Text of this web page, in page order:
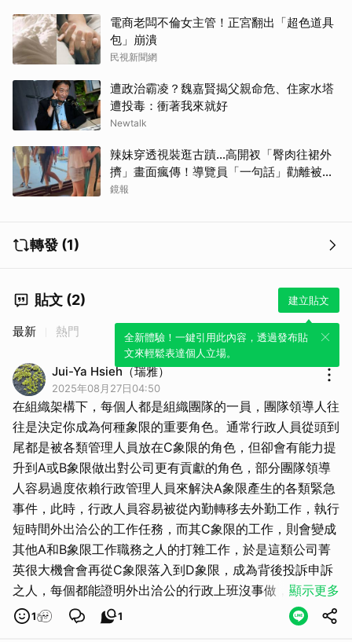
電商老闆不倫女主管！正宮翻出「超色道具
包」崩潰
民視新聞網
遭政治霸凌？魏嘉賢揭父親命危、住家水塔
遭投毒：衝著我來就好
Newtalk
辣妹穿透視裝逛古蹟…高開衩「臀肉往裙外
擠」畫面瘋傳！導覽員「一句話」勸離被狂
讚
鏡報
轉發 (1)
貼文 (2) 建立貼文
全新體驗！一鍵引用此內容，透過發布貼
文來輕鬆表達個人立場。
最新 熱門
Jui-Ya Hsieh（瑞雅）
2025年08月27日04:50
在組織架構下，每個人都是組織團隊的一員，團隊領導人往
往是決定你成為何種象限的重要角色。通常行政人員從頭到
尾都是被各類管理人員放在C象限的角色，但卻會有能力提
升到A或B象限做出對公司更有貢獻的角色，部分團隊領導
人容易過度依賴行政管理人員來解決A象限產生的各類緊急
事件，此時，行政人員容易被從內勤轉移去外勤工作，執行
短時間外出洽公的工作任務，而其C象限的工作，則會變成
其他A和B象限工作職務之人的打雜工作，於是這類公司菁
英很大機會會再從C象限落入到D象限，成為背後投訴申訴
之人，每個都能證明外出洽公的行政上班沒事做，專接無聊
電話，沒在處理緊急重要的事情，當這些A或B象限的人講
自己的疏忽轉嫁的行政人員身上時，背後是非是不會傳達到
顯示更多
1 1
取消